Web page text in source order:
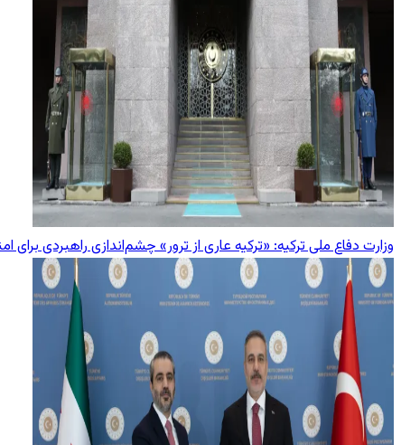
وزارت دفاع ملی ترکیه: «ترکیه عاری از ترور» چشم‌اندازی راهبردی